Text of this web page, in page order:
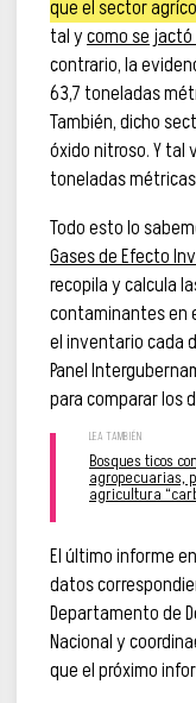
que el sector
tal ycomo se
contrario, la
63,7 toneladas
También, dicho
óxido nitroso. Y tal
toneladas
Todo esto lo
Gases de Efecto
recopila y calcula
contaminantes en
el inventario cada
Panel
para comparar los
Bosques ticos
agropecuarias,
agricultura
El último informe
datos
Departamento de
Nacional y
que el próximo